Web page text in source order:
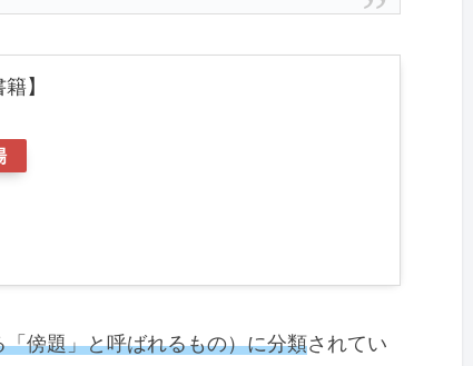
】
傍題」と呼ばれるもの）に分類されてい